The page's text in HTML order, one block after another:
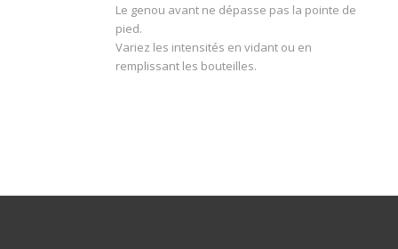
Le genou avant ne dépasse pas la pointe de
pied.
Variez les intensités en vidant ou en
remplissant les bouteilles.